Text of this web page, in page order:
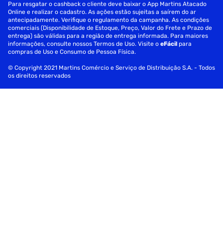
Para resgatar o cashback o cliente deve baixar o App Martins Atacado
Online e realizar o cadastro. As ações estão sujeitas a saírem do ar
antecipadamente. Verifique o regulamento da campanha. As condições
comerciais (Disponibilidade de Estoque, Preço, Valor do Frete e Prazo de
entrega) são válidas para a região de entrega informada. Para maiores
informações, consulte nossos Termos de Uso. Visite oeFácil para
compras de Uso e Consumo de Pessoa Física.
© Copyright 2021 Martins Comércio e Serviço de Distribuição S.A. - Todos
os direitos reservados